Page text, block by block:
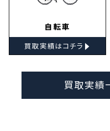
自転車
買取実績はコチラ ▸
買取実績